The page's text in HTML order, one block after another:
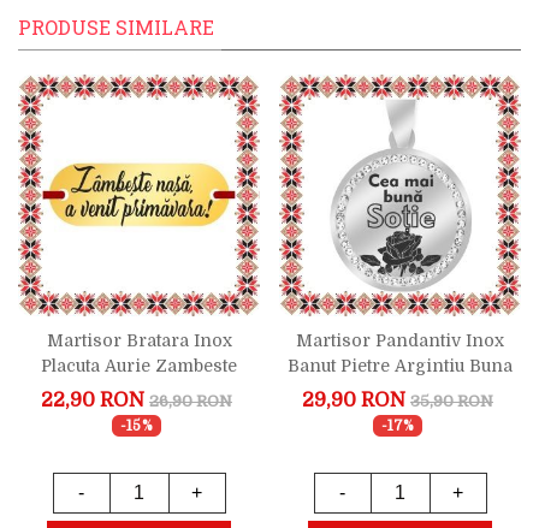
PRODUSE SIMILARE
Martisor Bratara Inox
Placuta Aurie Zambeste
Nasa
22,90 RON 26,90 RON
-15%
- +
Martisor Pandantiv Inox
Banut Pietre Argintiu Buna
Sotie
29,90 RON 35,90 RON
-17%
- +